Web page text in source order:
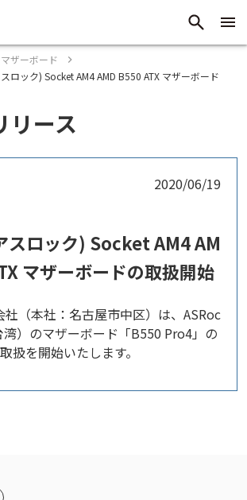
マザーボード
ロック) Socket AM4 AMD B550 ATX マザーボード
リース
2020/06/19
スロック) Socket AM4 AM
マザーボードの取扱開始
社（本社：名古屋市中区）は、ASRoc
）のマザーボード「B550 Pro4」の
取扱を開始いたします。